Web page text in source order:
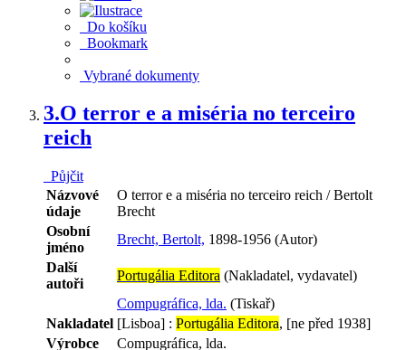
Do košíku
Bookmark
Vybrané dokumenty
3.O terror e a miséria no terceiro
reich
Půjčit
Názvové
údaje
O terror e a miséria no terceiro reich / Bertolt
Brecht
Osobní
jméno
Brecht, Bertolt, 1898-1956 (Autor)
Další
autoři
Portugália Editora (Nakladatel, vydavatel)
Compugráfica, lda. (Tiskař)
Nakladatel [Lisboa] : Portugália Editora, [ne před 1938]
Výrobce
Compugráfica, lda.